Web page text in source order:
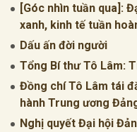
[Góc nhìn tuần qua]:
xanh, kinh tế tuần
Dấu ấn đời người
Tổng Bí thư Tô Lâm:
Đồng chí Tô Lâm tái
hành Trung ương
Nghị quyết Đại hội